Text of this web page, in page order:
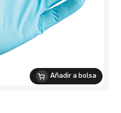
Añadir a bolsa